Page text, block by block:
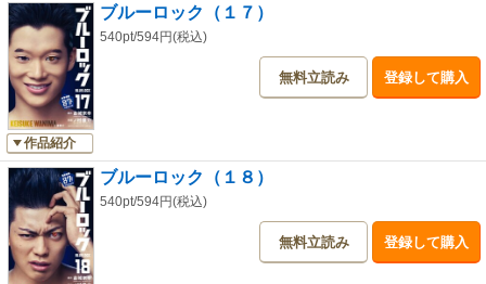
作品紹介
ブルーロック（１７）
540pt/594円(税込)
無料立読み 登録して購入
ブルーロック（１８）
540pt/594円(税込)
無料立読み 登録して購入